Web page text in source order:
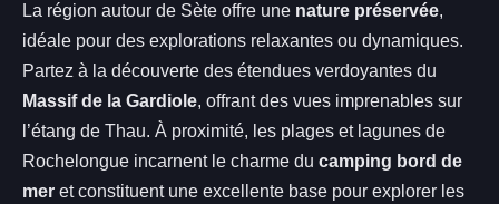
La région autour de Sète offre une nature préservée,
idéale pour des explorations relaxantes ou dynamiques.
Partez à la découverte des étendues verdoyantes du
Massif de la Gardiole, offrant des vues imprenables sur
l’étang de Thau. À proximité, les plages et lagunes de
Rochelongue incarnent le charme du camping bord de
mer et constituent une excellente base pour explorer les